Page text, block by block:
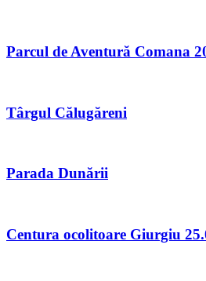
Parcul de Aventură Comana
Târgul Călugăreni
Parada Dunării
Centura ocolitoare Giurgiu